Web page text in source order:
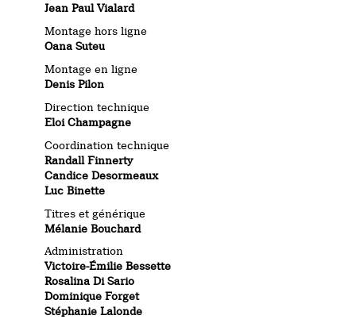
Jean Paul Vialard
Montage hors ligne
Oana Suteu
Montage en ligne
Denis Pilon
Direction technique
Eloi Champagne
Coordination technique
Randall Finnerty
Candice Desormeaux
Luc Binette
Titres et générique
Mélanie Bouchard
Administration
Victoire-Émilie Bessette
Rosalina Di Sario
Dominique Forget
Stéphanie Lalonde